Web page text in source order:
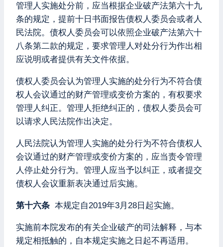
管理人实施处分前，应当根据企业破产法第六十九
条的规定，提前十日书面报告债权人委员会或者人
民法院。债权人委员会可以依照企业破产法第六十
八条第二款的规定，要求管理人对处分行为作出相
应说明或者提供有关文件依据。
债权人委员会认为管理人实施的处分行为不符合债
权人会议通过的财产管理或变价方案的，有权要求
管理人纠正。管理人拒绝纠正的，债权人委员会可
以请求人民法院作出决定。
人民法院认为管理人实施的处分行为不符合债权人
会议通过的财产管理或变价方案的，应当责令管理
人停止处分行为。管理人应当予以纠正，或者提交
债权人会议重新表决通过后实施。
第十六条 本规定自2019年3月28日起实施。
实施前本院发布的有关企业破产的司法解释，与本
规定相抵触的，自本规定实施之日起不再适用。